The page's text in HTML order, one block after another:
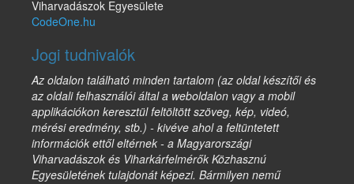
Viharvadászok Egyesülete
CodeOne.hu
Jogi tudnivalók
Az oldalon található minden tartalom (az oldal készítői és
az oldali felhasználói által a weboldalon vagy a mobil
applikációkon keresztül feltöltött szöveg, kép, videó,
mérési eredmény, stb.) - kivéve ahol a feltüntetett
információk ettől eltérnek - a Magyarországi
Viharvadászok és Viharkárfelmérők Közhasznú
Egyesületének tulajdonát képezi. Bármilyen nemű